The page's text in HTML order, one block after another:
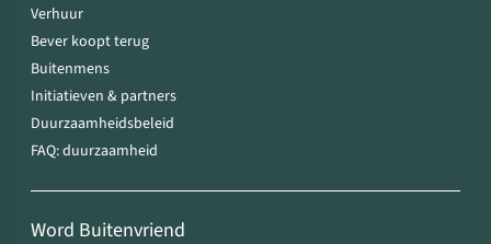
Verhuur
Bever koopt terug
Buitenmens
Initiatieven & partners
Duurzaamheidsbeleid
FAQ: duurzaamheid
Word Buitenvriend